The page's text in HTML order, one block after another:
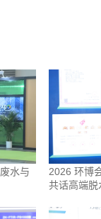
水与
2026 环博
共话高端脱